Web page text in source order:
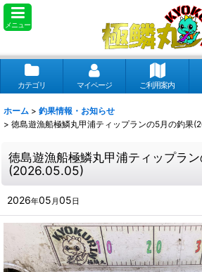
メニュー
カテゴリ マイページ ご利用案内
ホーム > 釣果情報・お知らせ
> 徳島遊漁船極鱗丸甲浦ティップランの5月の釣果
徳島遊漁船極鱗丸甲浦ティップラ
(2026.05.05)
2026年05 月 05 日